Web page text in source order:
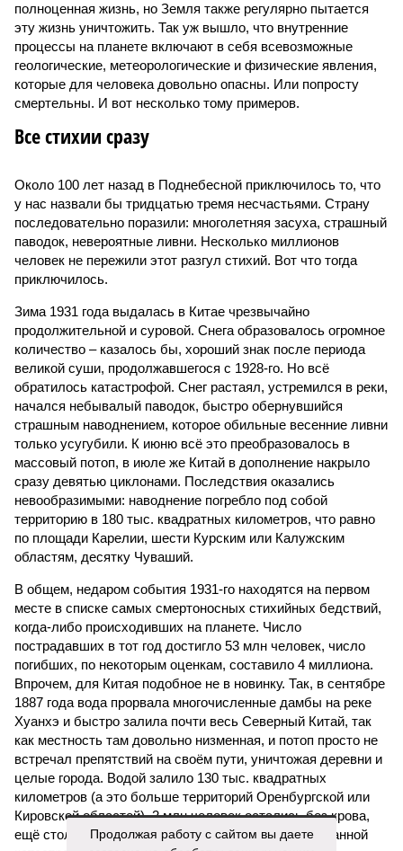
полноценная жизнь, но Земля также регулярно пытается
эту жизнь уничтожить. Так уж вышло, что внутренние
процессы на планете включают в себя всевозможные
геологические, метеорологические и физические явления,
которые для человека довольно опасны. Или попросту
смертельны. И вот несколько тому примеров.
Все стихии сразу
Около 100 лет назад в Поднебесной приключилось то, что
у нас назвали бы тридцатью тремя несчастьями. Страну
последовательно поразили: многолетняя засуха, страшный
паводок, невероятные ливни. Несколько миллионов
человек не пережили этот разгул стихий. Вот что тогда
приключилось.
Зима 1931 года выдалась в Китае чрезвычайно
продолжительной и суровой. Снега образовалось огромное
количество – казалось бы, хороший знак после периода
великой суши, продолжавшегося с 1928-го. Но всё
обратилось катастрофой. Снег растаял, устремился в реки,
начался небывалый паводок, быстро обернувшийся
страшным наводнением, которое обильные весенние ливни
только усугубили. К июню всё это преобразовалось в
массовый потоп, в июле же Китай в дополнение накрыло
сразу девятью циклонами. Последствия оказались
невообразимыми: наводнение погребло под собой
территорию в 180 тыс. квадратных километров, что равно
по площади Карелии, шести Курским или Калужским
областям, десятку Чуваший.
В общем, недаром события 1931-го находятся на первом
месте в списке самых смертоносных стихийных бедствий,
когда-либо происходивших на планете. Число
пострадавших в тот год достигло 53 млн человек, число
погибших, по некоторым оценкам, составило 4 миллиона.
Впрочем, для Китая подобное не в новинку. Так, в сентябре
1887 года вода прорвала многочисленные дамбы на реке
Хуанхэ и быстро залила почти весь Северный Китай, так
как местность там довольно низменная, и потоп просто не
встречал препятствий на своём пути, уничтожая деревни и
целые города. Водой залило 130 тыс. квадратных
километров (а это больше территорий Оренбургской или
Кировской областей), 2 млн человек остались без крова,
ещё столько же погибли в результате спровоцированной
Продолжая работу с сайтом вы даете